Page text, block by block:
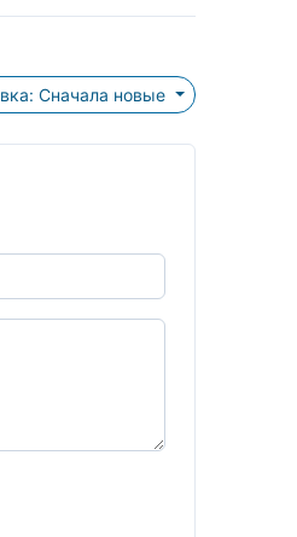
Сортировка: Сначала новые